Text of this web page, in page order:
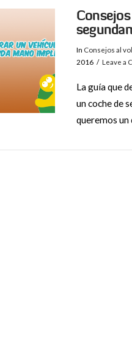
In Consejos al
2016
Leave a
La guía que
un coche de
queremos un